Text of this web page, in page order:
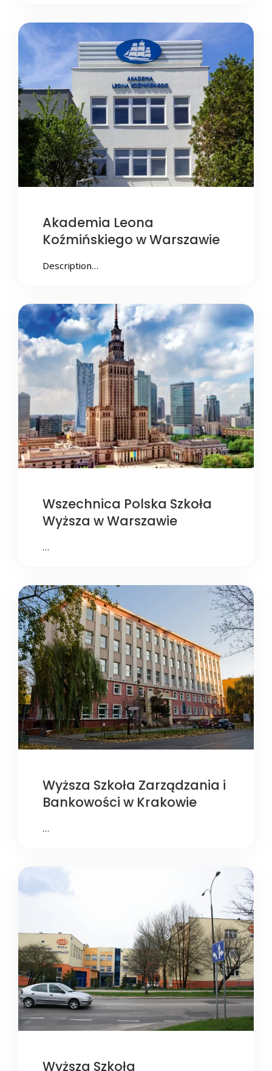
Akademia Leona
Koźmińskiego w Warszawie
Description…
Wszechnica Polska Szkoła
Wyższa w Warszawie
…
Wyższa Szkoła Zarządzania i
Bankowości w Krakowie
…
Wyższa Szkoła